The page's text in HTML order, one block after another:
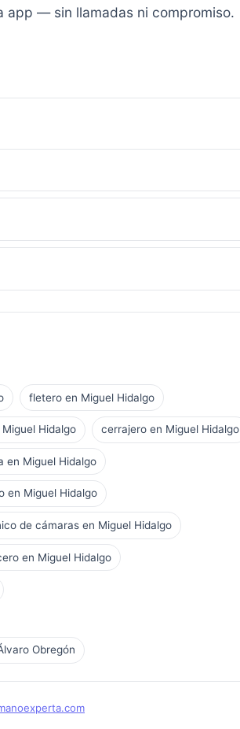
app — sin llamadas ni compromiso.
fletero en Miguel Hidalgo
Hidalgo cerrajero en Miguel Hidalgo
en Miguel Hidalgo
en Miguel Hidalgo
de cámaras en Miguel Hidalgo
en Miguel Hidalgo
Obregón